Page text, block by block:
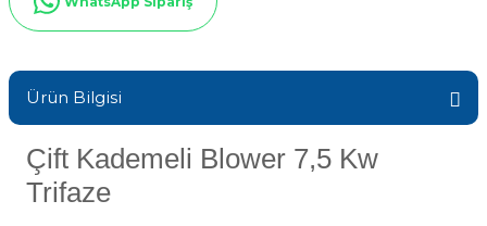
Toz Ph+ Yükseltici
Havuz Isıtma
Havuz Elektrik
Ürün Bilgisi
Çift Kademeli Blower 7,5 Kw
Trifaze